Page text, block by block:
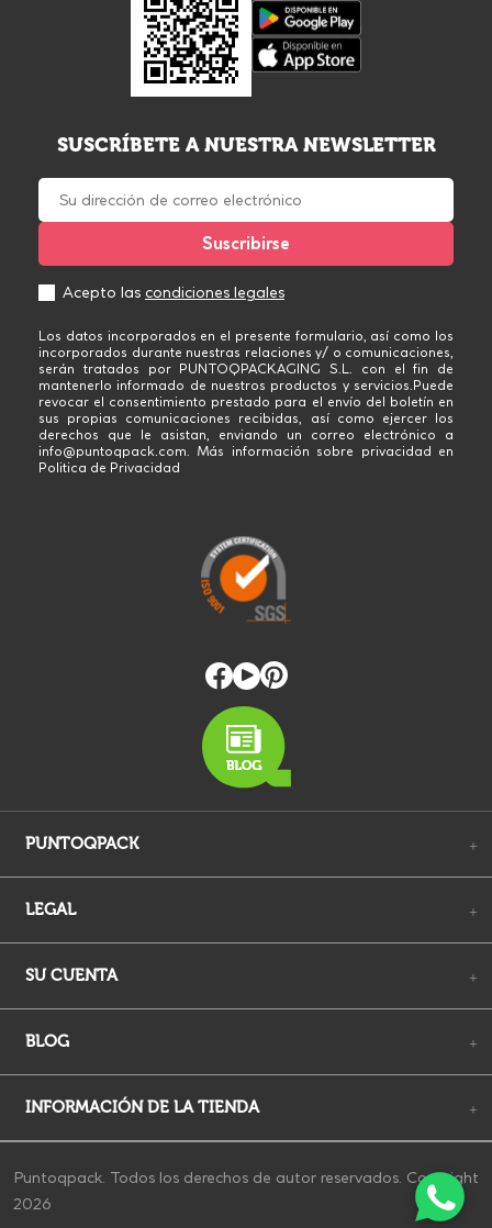
SUSCRÍBETE A NUESTRA NEWSLETTER
Acepto las condiciones legales
Los datos incorporados en el presente formulario, así como los
incorporados durante nuestras relaciones y/ o comunicaciones,
serán tratados por PUNTOQPACKAGING S.L. con el fin de
mantenerlo informado de nuestros productos y servicios.Puede
revocar el consentimiento prestado para el envío del boletín en
sus propias comunicaciones recibidas, así como ejercer los
derechos que le asistan, enviando un correo electrónico a
info@puntoqpack.com. Más información sobre privacidad en
Politica de Privacidad
PUNTOQPACK +
LEGAL +
SU CUENTA +
BLOG +
INFORMACIÓN DE LA TIENDA +
Puntoqpack. Todos los derechos de autor reservados. Copyright
2026